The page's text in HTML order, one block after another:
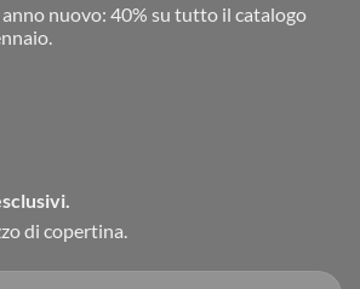
nuovo: 40% su tutto il catalogo
di copertina.